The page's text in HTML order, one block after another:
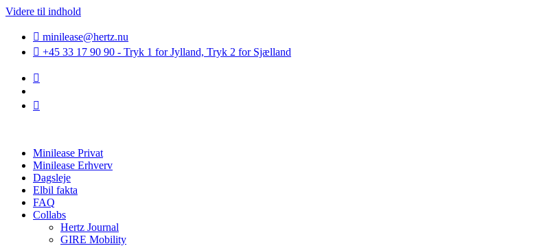
Videre til indhold
minilease@hertz.nu
+45 33 17 90 90 - Tryk 1 for Jylland, Tryk 2 for Sjælland
Minilease Privat
Minilease Erhverv
Dagsleje
Elbil fakta
FAQ
Collabs
Hertz Journal
GIRE Mobility